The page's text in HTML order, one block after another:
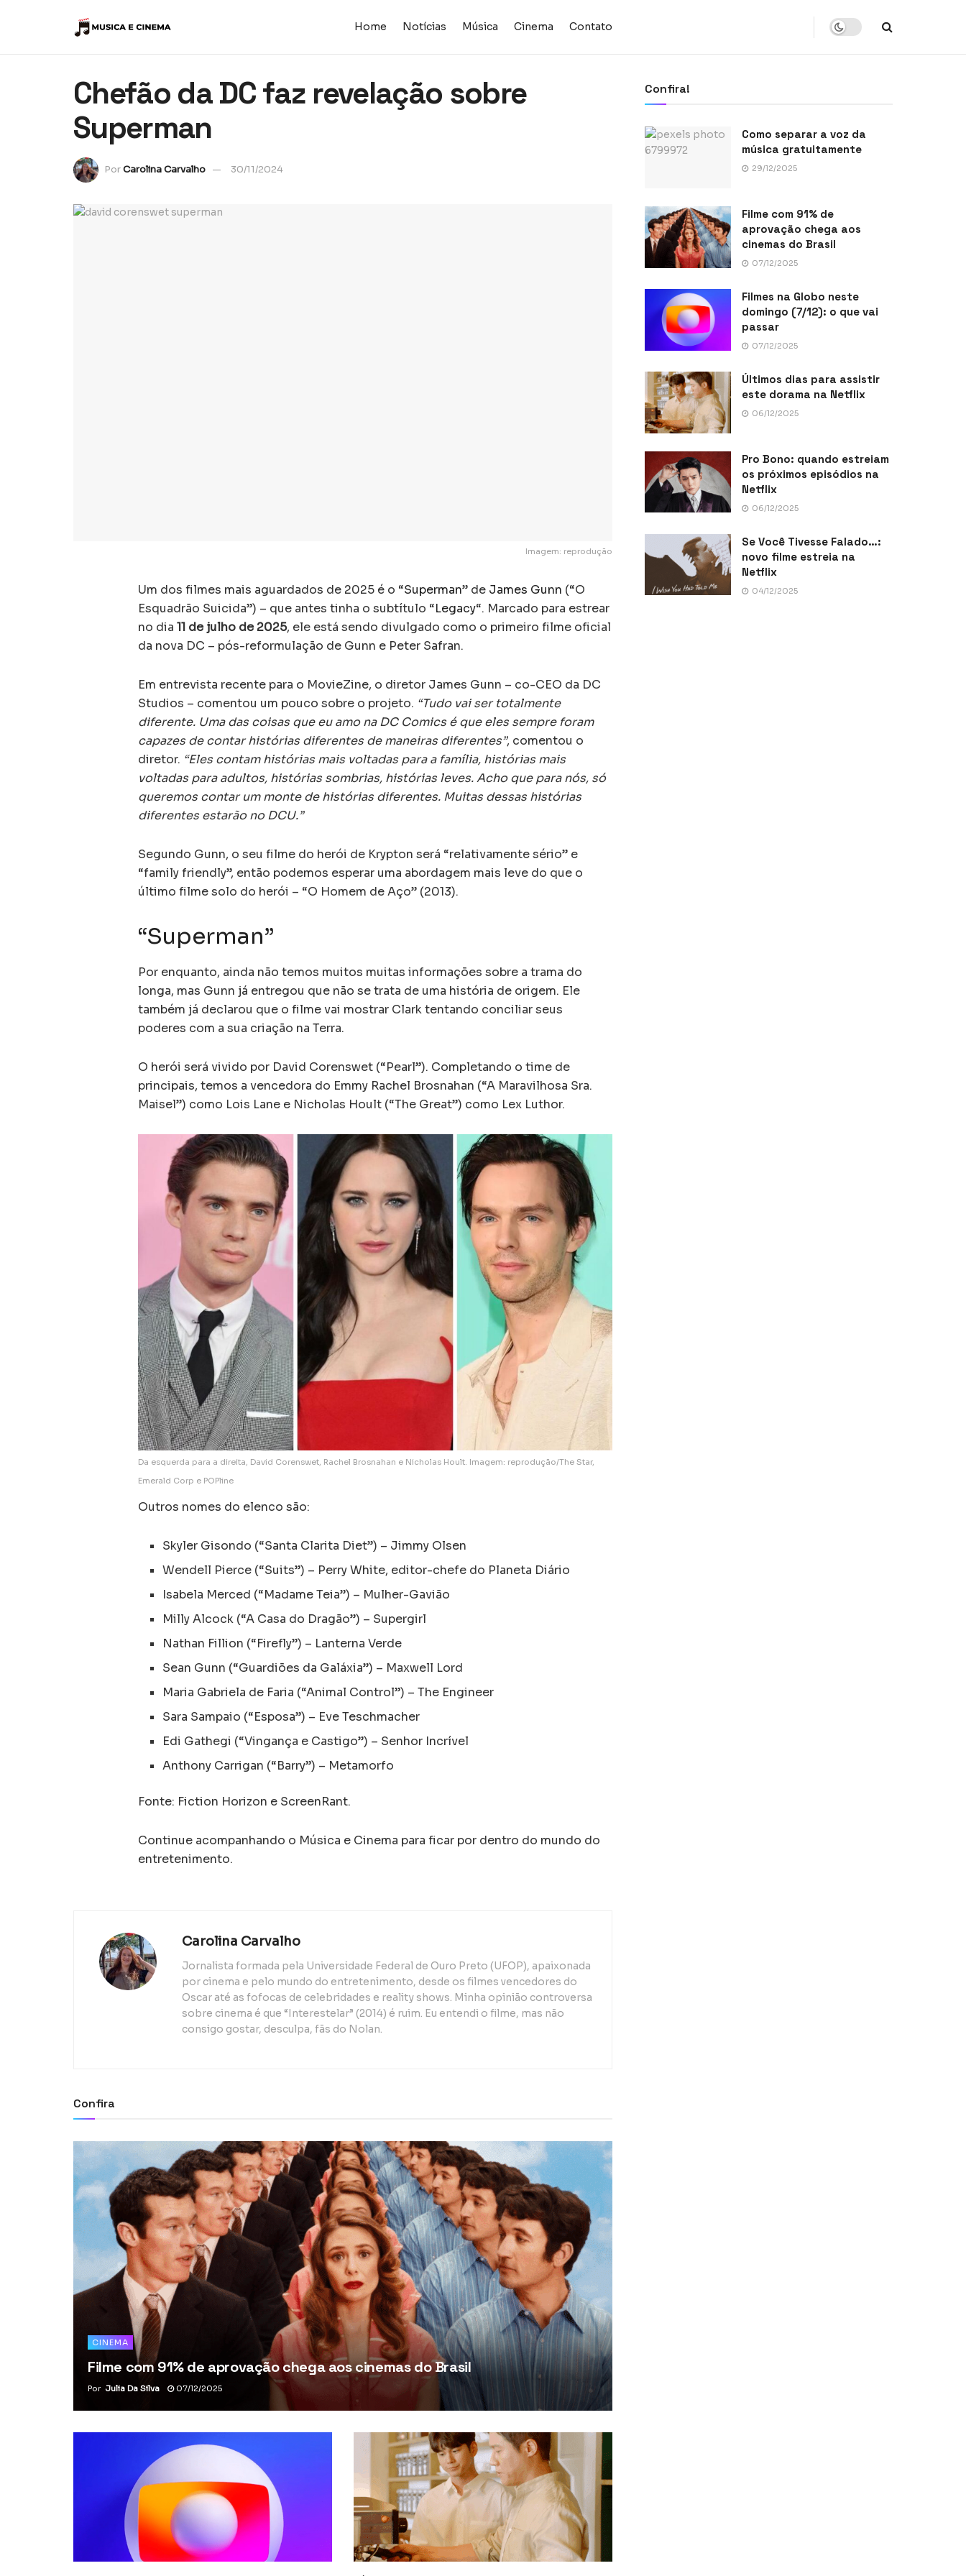
Home Notícias Música Cinema Contato
Chefão da DC faz revelação sobre
Superman
PorCarolina Carvalho 30/11/2024
Imagem: reprodução
Um dos filmes mais aguardados de 2025 é o “Superman” de James Gunn (“O
Esquadrão Suicida”) – que antes tinha o subtítulo “Legacy“. Marcado para estrear
no dia 11 de julho de 2025, ele está sendo divulgado como o primeiro filme oficial
da nova DC – pós-reformulação de Gunn e Peter Safran.
Em entrevista recente para o MovieZine, o diretor James Gunn – co-CEO da DC
Studios – comentou um pouco sobre o projeto. “Tudo vai ser totalmente
diferente. Uma das coisas que eu amo na DC Comics é que eles sempre foram
capazes de contar histórias diferentes de maneiras diferentes”, comentou o
diretor. “Eles contam histórias mais voltadas para a família, histórias mais
voltadas para adultos, histórias sombrias, histórias leves. Acho que para nós, só
queremos contar um monte de histórias diferentes. Muitas dessas histórias
diferentes estarão no DCU.”
Segundo Gunn, o seu filme do herói de Krypton será “relativamente sério” e
“family friendly”, então podemos esperar uma abordagem mais leve do que o
último filme solo do herói – “O Homem de Aço” (2013).
“Superman”
Por enquanto, ainda não temos muitos muitas informações sobre a trama do
longa, mas Gunn já entregou que não se trata de uma história de origem. Ele
também já declarou que o filme vai mostrar Clark tentando conciliar seus
poderes com a sua criação na Terra.
O herói será vivido por David Corenswet (“Pearl”). Completando o time de
principais, temos a vencedora do Emmy Rachel Brosnahan (“A Maravilhosa Sra.
Maisel”) como Lois Lane e Nicholas Hoult (“The Great”) como Lex Luthor.
Da esquerda para a direita, David Corenswet, Rachel Brosnahan e Nicholas Hoult. Imagem: reprodução/The Star,
Emerald Corp e POPline
Outros nomes do elenco são:
Skyler Gisondo (“Santa Clarita Diet”) – Jimmy Olsen
Wendell Pierce (“Suits”) – Perry White, editor-chefe do Planeta Diário
Isabela Merced (“Madame Teia”) – Mulher-Gavião
Milly Alcock (“A Casa do Dragão”) – Supergirl
Nathan Fillion (“Firefly”) – Lanterna Verde
Sean Gunn (“Guardiões da Galáxia”) – Maxwell Lord
Maria Gabriela de Faria (“Animal Control”) – The Engineer
Sara Sampaio (“Esposa”) – Eve Teschmacher
Edi Gathegi (“Vingança e Castigo”) – Senhor Incrível
Anthony Carrigan (“Barry”) – Metamorfo
Fonte: Fiction Horizon e ScreenRant.
Continue acompanhando o Música e Cinema para ficar por dentro do mundo do
entretenimento.
Carolina Carvalho
Jornalista formada pela Universidade Federal de Ouro Preto (UFOP), apaixonada
por cinema e pelo mundo do entretenimento, desde os filmes vencedores do
Oscar até as fofocas de celebridades e reality shows. Minha opinião controversa
sobre cinema é que “Interestelar” (2014) é ruim. Eu entendi o filme, mas não
consigo gostar, desculpa, fãs do Nolan.
Confira
CINEMA
Filme com 91% de aprovação chega aos cinemas do Brasil
Por Julia Da Silva 07/12/2025
Confira!
Como separar a voz da
música gratuitamente
29/12/2025
Filme com 91% de
aprovação chega aos
cinemas do Brasil
07/12/2025
Filmes na Globo neste
domingo (7/12): o que vai
passar
07/12/2025
Últimos dias para assistir
este dorama na Netflix
06/12/2025
Pro Bono: quando estreiam
os próximos episódios na
Netflix
06/12/2025
Se Você Tivesse Falado…:
novo filme estreia na
Netflix
04/12/2025